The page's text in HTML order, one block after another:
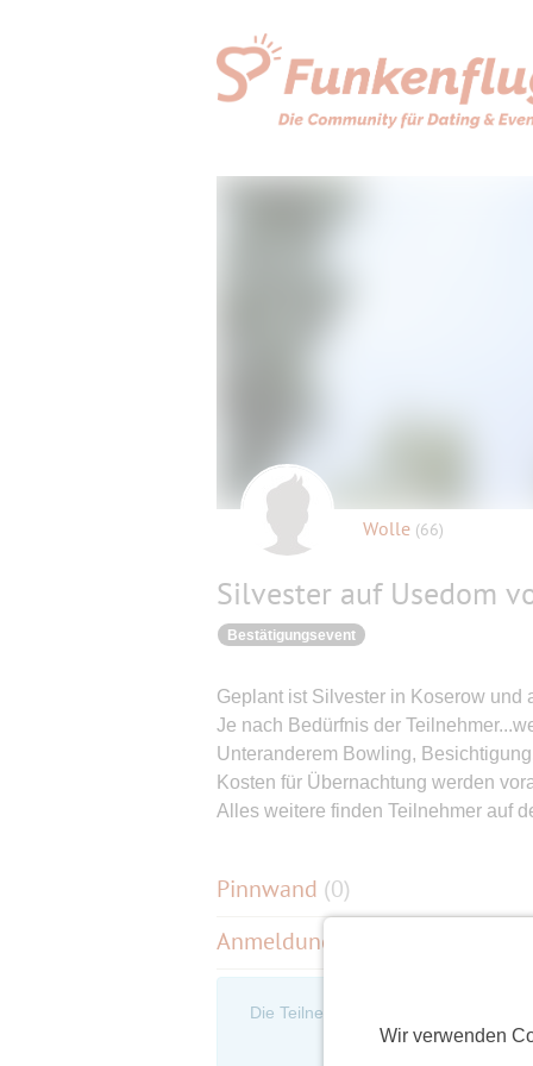
Wir verwenden
Wolle (66)
Silvester auf Usedom
Bestätigungsevent
Geplant ist Silvester in Koserow und
Je nach Bedürfnis der
Unteranderem Bowling,
Kosten für Übernachtung werden
Alles weitere finden Teilnehmer auf
Pinnwand (0)
Anmeldungen
Die Teilnehmerliste ist nur für
an, um